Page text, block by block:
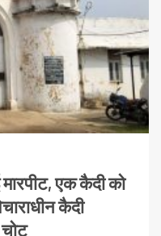
एक कैदी को
कैदी